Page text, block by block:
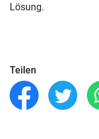
Lösung.
Teilen